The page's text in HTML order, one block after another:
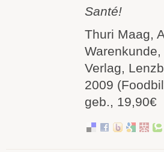
Santé!
Thuri Maag,
Verlag,
2009
geb., 19,90€